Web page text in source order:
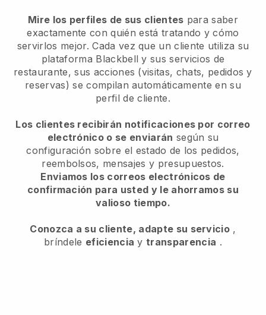
Mire los perfiles de sus clientes para saber
exactamente con quién está tratando y cómo
servirlos mejor. Cada vez que un cliente utiliza su
plataforma Blackbell y sus servicios de
restaurante, sus acciones (visitas, chats, pedidos y
reservas) se compilan automáticamente en su
perfil de cliente.
Los clientes recibirán notificaciones por correo
electrónico o se enviarán según su
configuración sobre el estado de los pedidos,
reembolsos, mensajes y presupuestos.
Enviamos los correos electrónicos de
confirmación para usted y le ahorramos su
valioso tiempo.
Conozca a su cliente, adapte su servicio ,
bríndele eficiencia ytransparencia .